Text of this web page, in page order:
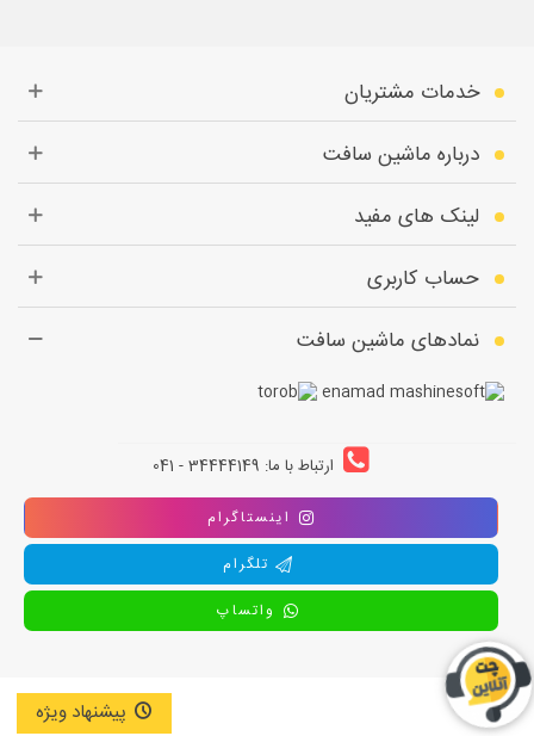
پیشنهاد ویژه
خدمات مشتریان
درباره ماشین سافت
لینک های مفید
حساب کاربری
نمادهای ماشین سافت
ارتباط با ما: 34444149 - 041
اینستاگرام
تلگرام
واتساپ